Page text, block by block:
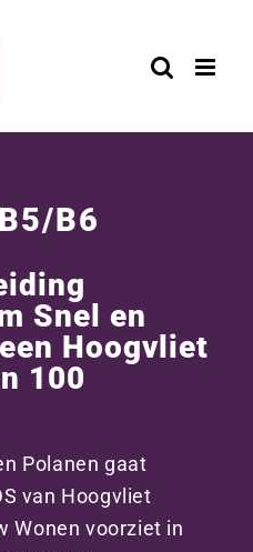
B6
Snel en
Hoogvliet
100
Polanen gaat
van Hoogvliet
Wonen voorziet in